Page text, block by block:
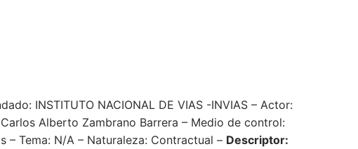
INSTITUTO NACIONAL DE VIAS -INVIAS – Actor:
Alberto Zambrano Barrera – Medio de control:
Tema: N/A – Naturaleza: Contractual – Descriptor: